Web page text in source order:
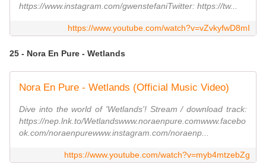
https://www.instagram.com/gwenstefaniTwitter: https://tw...
https://www.youtube.com/watch?v=vZvkyfwD8mI
25 - Nora En Pure - Wetlands
Nora En Pure - Wetlands (Official Music Video)
Dive into the world of 'Wetlands'! Stream / download track:
https://nep.lnk.to/Wetlandswww.noraenpure.comwww.facebo
ok.com/noraenpurewww.instagram.com/noraenp...
https://www.youtube.com/watch?v=myb4mtzebZg